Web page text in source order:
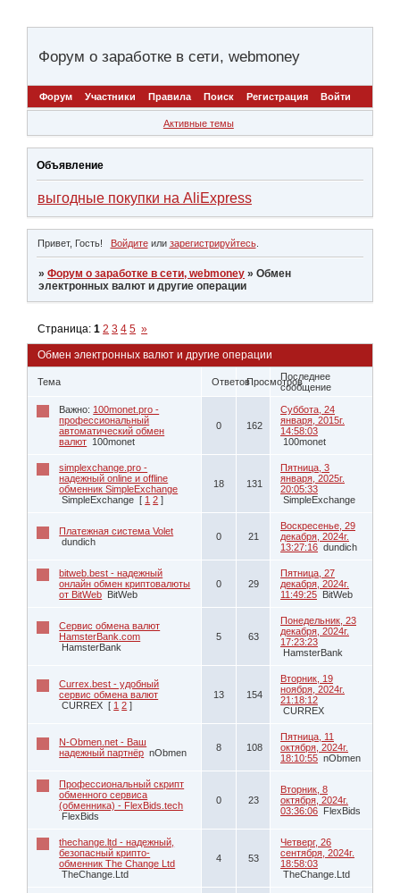
Форум о заработке в сети, webmoney
Форум Участники Правила Поиск Регистрация Войти
Активные темы
Объявление
выгодные покупки на AliExpress
Привет, Гость! Войдитеили зарегистрируйтесь.
»Форум о заработке в сети, webmoney »Обмен
электронных валют и другие операции
Обмен электронных валют и другие операции
Страница:1 2 3 4 5 »
Тема ОтветовПросмотровПоследнее
сообщение
Важно: 100monet.pro -
профессиональный
автоматический обмен
валют 100monet
0 162
Суббота, 24
января, 2015г.
14:58:03
100monet
simplexchange.pro -
надежный online и offline
обменник SimpleExchange
SimpleExchange [ 1 2 ]
18 131
Пятница, 3
января, 2025г.
20:05:33
SimpleExchange
Платежная система Volet
dundich
0 21
Воскресенье, 29
декабря, 2024г.
13:27:16 dundich
bitweb.best - надежный
онлайн обмен криптовалюты
от BitWeb BitWeb
0 29
Пятница, 27
декабря, 2024г.
11:49:25 BitWeb
Сервис обмена валют
HamsterBank.com
HamsterBank
5 63
Понедельник, 23
декабря, 2024г.
17:23:23
HamsterBank
Currex.best - удобный
сервис обмена валют
CURREX [ 1 2 ]
13 154
Вторник, 19
ноября, 2024г.
21:18:12
CURREX
N-Obmen.net - Ваш
надежный партнёр nObmen 8 108
Пятница, 11
октября, 2024г.
18:10:55 nObmen
Профессиональный скрипт
обменного сервиса
(обменника) - FlexBids.tech
FlexBids
0 23
Вторник, 8
октября, 2024г.
03:36:06 FlexBids
thechange.ltd - надежный,
безопасный крипто-
обменник The Change Ltd
TheChange.Ltd
4 53
Четверг, 26
сентября, 2024г.
18:58:03
TheChange.Ltd